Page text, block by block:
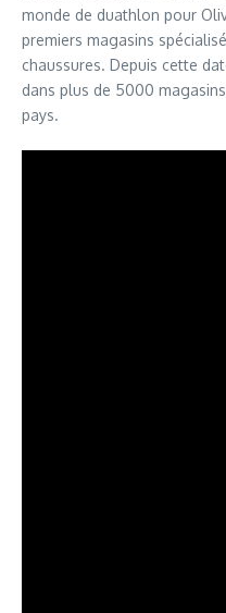
monde de duathlon pour
premiers magasins
chaussures. Depuis cette
dans plus de 5000
pays.